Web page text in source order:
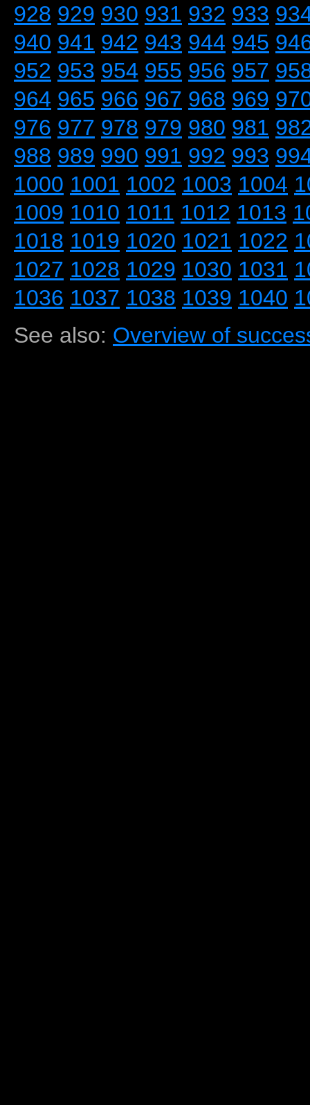
928 929 930 931 932 933
940 941 942 943 944 945
952 953 954 955 956 957
964 965 966 967 968 969
976 977 978 979 980 981
988 989 990 991 992 993
1000 1001 1002 1003 1004
1009 1010 1011 1012 1013
1018 1019 1020 1021 1022
1027 1028 1029 1030 1031
1036 1037 1038 1039 1040
See also: Overview of